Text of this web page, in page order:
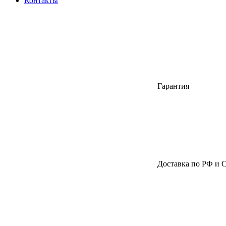
Гарантия
Доставка по РФ и